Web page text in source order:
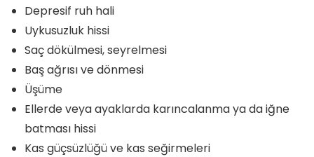
Depresif ruh hali
Uykusuzluk hissi
Saç dökülmesi, seyrelmesi
Baş ağrısı ve dönmesi
Üşüme
Ellerde veya ayaklarda karıncalanma ya da iğne
batması hissi
Kas güçsüzlüğü ve kas seğirmeleri